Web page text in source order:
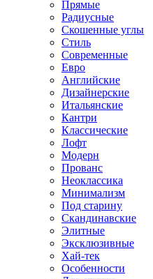
Прямые
Радиусные
Скошенные углы
Стиль
Современные
Евро
Английские
Дизайнерские
Итальянские
Кантри
Классические
Лофт
Модерн
Прованс
Неоклассика
Минимализм
Под старину
Скандинавские
Элитные
Эксклюзивные
Хай-тек
Особенности